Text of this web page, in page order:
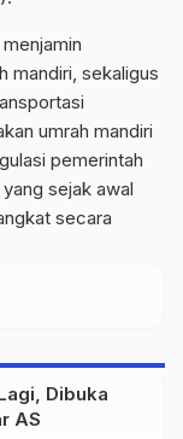
mandiri, sekaligus
umrah mandiri
pemerintah
sejak awal
secara
Dibuka
AS